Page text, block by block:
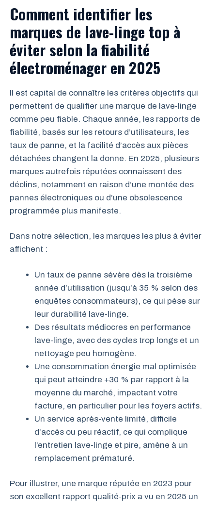
Comment identifier les
marques de lave-linge top à
éviter selon la fiabilité
électroménager en 2025
Il est capital de connaître les critères objectifs qui
permettent de qualifier une marque de lave-linge
comme peu fiable. Chaque année, les rapports de
fiabilité, basés sur les retours d’utilisateurs, les
taux de panne, et la facilité d’accès aux pièces
détachées changent la donne. En 2025, plusieurs
marques autrefois réputées connaissent des
déclins, notamment en raison d’une montée des
pannes électroniques ou d’une obsolescence
programmée plus manifeste.
Dans notre sélection, les marques les plus à éviter
affichent :
Un taux de panne sévère dès la troisième
année d’utilisation (jusqu’à 35 % selon des
enquêtes consommateurs), ce qui pèse sur
leur durabilité lave-linge.
Des résultats médiocres en performance
lave-linge, avec des cycles trop longs et un
nettoyage peu homogène.
Une consommation énergie mal optimisée
qui peut atteindre +30 % par rapport à la
moyenne du marché, impactant votre
facture, en particulier pour les foyers actifs.
Un service après-vente limité, difficile
d’accès ou peu réactif, ce qui complique
l’entretien lave-linge et pire, amène à un
remplacement prématuré.
Pour illustrer, une marque réputée en 2023 pour
son excellent rapport qualité-prix a vu en 2025 un